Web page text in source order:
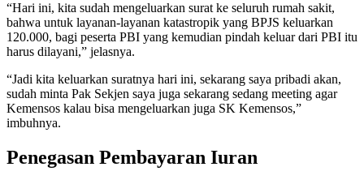
“Hari ini, kita sudah mengeluarkan surat ke seluruh rumah sakit,
bahwa untuk layanan-layanan katastropik yang BPJS keluarkan
120.000, bagi peserta PBI yang kemudian pindah keluar dari PBI itu
harus dilayani,” jelasnya.
“Jadi kita keluarkan suratnya hari ini, sekarang saya pribadi akan,
sudah minta Pak Sekjen saya juga sekarang sedang meeting agar
Kemensos kalau bisa mengeluarkan juga SK Kemensos,”
imbuhnya.
Penegasan Pembayaran Iuran